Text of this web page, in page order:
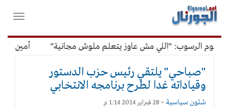
القائمة
الرئيسية
فتح
الرسوب: "اللي مش عاوز يتعلم ملوش مجانية" أمين
"صباحي" يلتقي رئيس حزب الدستور
وقياداته غدا لطرح برنامجه الانتخابي
شئون سياسية - 28 فبراير 2014 1:14 م